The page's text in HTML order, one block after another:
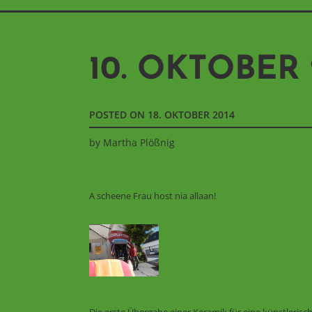
10. OKTOBER
POSTED ON 18. OKTOBER 2014
by Martha Plößnig
A scheene Frau host nia allaan!